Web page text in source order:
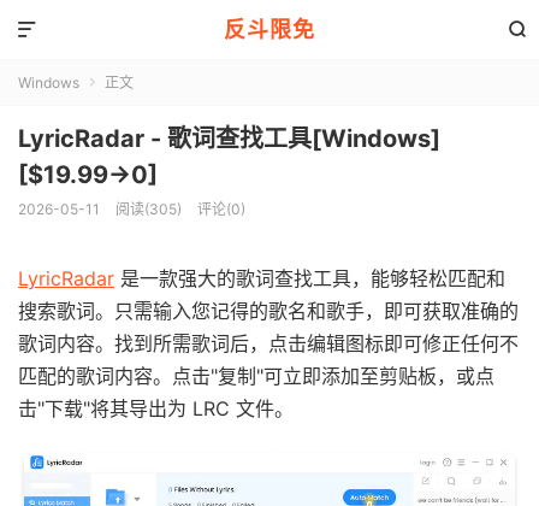
反斗限免 

Windows  正文
LyricRadar - 歌词查找工具[Windows]
[$19.99→0]
2026-05-11 阅读(305) 评论(0)
LyricRadar 是一款强大的歌词查找工具，能够轻松匹配和
搜索歌词。只需输入您记得的歌名和歌手，即可获取准确的
歌词内容。找到所需歌词后，点击编辑图标即可修正任何不
匹配的歌词内容。点击"复制"可立即添加至剪贴板，或点
击"下载"将其导出为 LRC 文件。